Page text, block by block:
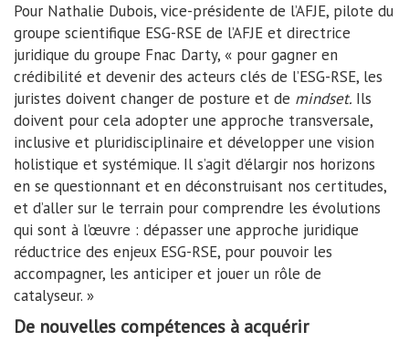
Pour Nathalie Dubois, vice-présidente de l’AFJE, pilote du
groupe scientifique ESG-RSE de l’AFJE et directrice
juridique du groupe Fnac Darty, « pour gagner en
crédibilité et devenir des acteurs clés de l’ESG-RSE, les
juristes doivent changer de posture et de mindset. Ils
doivent pour cela adopter une approche transversale,
inclusive et pluridisciplinaire et développer une vision
holistique et systémique. Il s’agit d’élargir nos horizons
en se questionnant et en déconstruisant nos certitudes,
et d’aller sur le terrain pour comprendre les évolutions
qui sont à l’œuvre : dépasser une approche juridique
réductrice des enjeux ESG-RSE, pour pouvoir les
accompagner, les anticiper et jouer un rôle de
catalyseur. »
De nouvelles compétences à acquérir